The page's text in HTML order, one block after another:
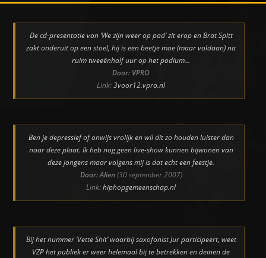
De cd-presentatie van ‘We zijn weer op pad’ zit erop en Brat Spitt
zakt onderuit op een stoel, hij is een beetje moe (maar voldaan) na
ruim tweeënhalf uur op het podium…
Door: VPRO
Link:3voor12.vpro.nl
Ben je depressief of onwijs vrolijk en wil dit zo houden luister dan
naar deze plaat. Ik heb nog geen live-show kunnen bijwonen van
deze jongens maar volgens mij is dat echt een feestje.
Door: Alien(30 september 2007)
Link:hiphopgemeenschap.nl
Bij het nummer ‘Vette Shit’ waarbij saxofonist Jur participeert, weet
VZP het publiek er weer helemaal bij te betrekken en deinen de